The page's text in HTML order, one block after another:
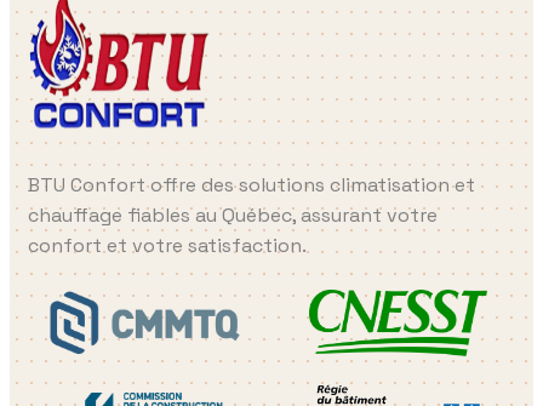
BTU Confort offre des solutions climatisation et
chauffage fiables au Québec, assurant votre
confort et votre satisfaction.